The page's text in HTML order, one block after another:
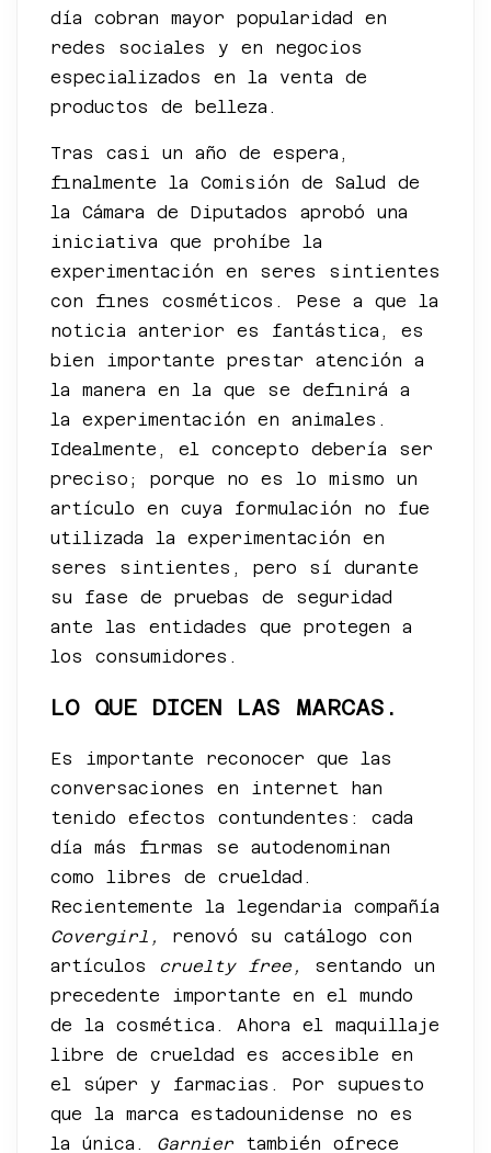
día cobran mayor popularidad en
redes sociales y en negocios
especializados en la venta de
productos de belleza.
Tras casi un año de espera,
finalmente la Comisión de Salud de
la Cámara de Diputados aprobó una
iniciativa que prohíbe la
experimentación en seres sintientes
con fines cosméticos. Pese a que la
noticia anterior es fantástica, es
bien importante prestar atención a
la manera en la que se definirá a
la experimentación en animales.
Idealmente, el concepto debería ser
preciso; porque no es lo mismo un
artículo en cuya formulación no fue
utilizada la experimentación en
seres sintientes, pero sí durante
su fase de pruebas de seguridad
ante las entidades que protegen a
los consumidores.
LO QUE DICEN LAS MARCAS.
Es importante reconocer que las
conversaciones en internet han
tenido efectos contundentes: cada
día más firmas se autodenominan
como libres de crueldad.
Recientemente la legendaria compañía
Covergirl, renovó su catálogo con
artículos cruelty free, sentando un
precedente importante en el mundo
de la cosmética. Ahora el maquillaje
libre de crueldad es accesible en
el súper y farmacias. Por supuesto
que la marca estadounidense no es
la única. Garnier también ofrece